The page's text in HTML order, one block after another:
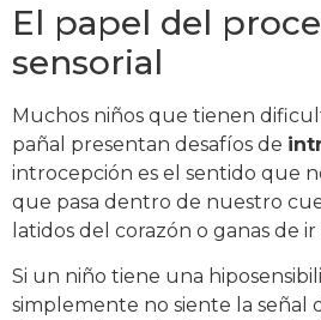
El papel del
sensorial
Muchos niños que tienen
pañal presentan desafíos de
introcepción es el sentido que
que pasa dentro de nuestro
latidos del corazón o ganas de ir
Si un niño tiene una
simplemente no siente la señal